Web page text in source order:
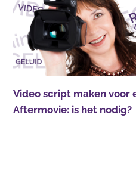
Video script maken voor
Aftermovie: is het nodig?